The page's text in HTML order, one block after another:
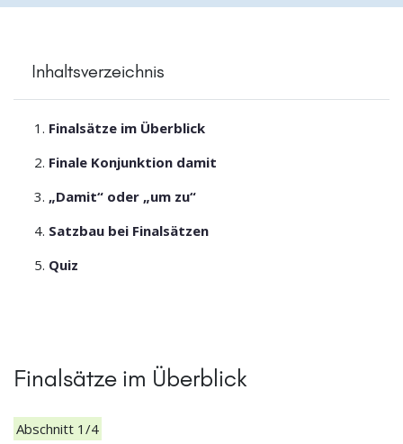
Inhaltsverzeichnis
Finalsätze im Überblick
Finale Konjunktion damit
„Damit“ oder „um zu“
Satzbau bei Finalsätzen
Quiz
Finalsätze im Überblick
Abschnitt 1/4